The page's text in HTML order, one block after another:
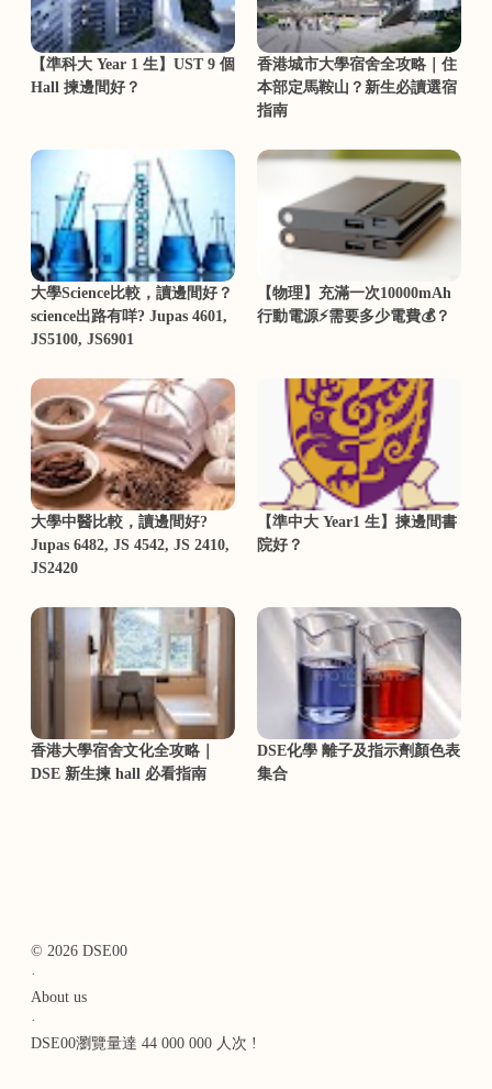
【準科大 Year 1 生】UST 9 個
Hall 揀邊間好？
香港城市大學宿舍全攻略｜住
本部定馬鞍山？新生必讀選宿
指南
大學Science比較，讀邊間好？
science出路有咩? Jupas 4601,
JS5100, JS6901
【物理】充滿一次10000mAh
行動電源⚡需要多少電費💰？
大學中醫比較，讀邊間好?
Jupas 6482, JS 4542, JS 2410,
JS2420
【準中大 Year1 生】揀邊間書
院好？
香港大學宿舍文化全攻略｜
DSE 新生揀 hall 必看指南
DSE化學 離子及指示劑顏色表
集合
© 2026 DSE00
·
About us
·
DSE00瀏覽量達 44 000 000 人次 !